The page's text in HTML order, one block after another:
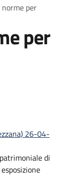
per
per
26-04-
di